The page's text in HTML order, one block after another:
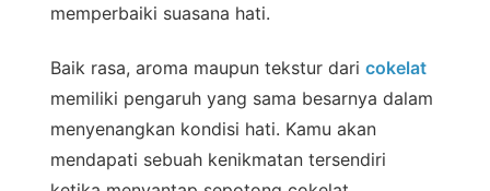
memperbaiki suasana hati.
Baik rasa, aroma maupun tekstur dari cokelat
memiliki pengaruh yang sama besarnya dalam
menyenangkan kondisi hati. Kamu akan
mendapati sebuah kenikmatan tersendiri